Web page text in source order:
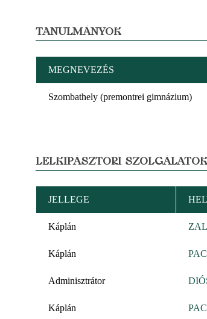
TANULMÁNYOK
MEGNEVEZÉS
Szombathely (premontrei gimnázium)
LELKIPÁSZTORI SZOLGÁLATOK
JELLEGE
Káplán
Káplán
Adminisztrátor
Káplán